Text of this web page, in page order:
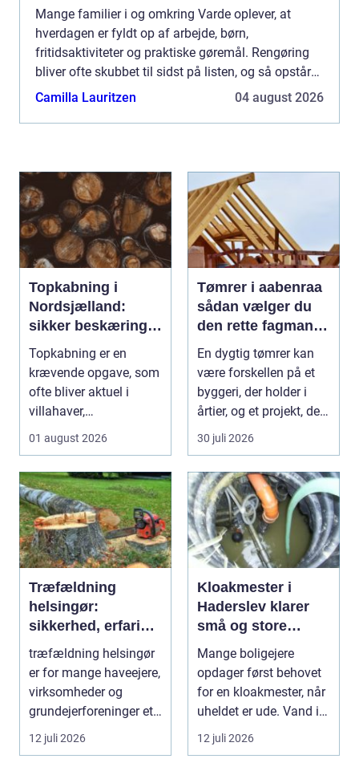
Mange familier i og omkring Varde oplever, at
hverdagen er fyldt op af arbejde, børn,
fritidsaktiviteter og praktiske gøremål. Rengøring
bliver ofte skubbet til sidst på listen, og så opstår
spørgsmålet: Skal du bruge din weekend på at gøre
Camilla Lauritzen 04 august 2026
Topkabning i
Nordsjælland:
sikker beskæring
af store træer
Topkabning er en
krævende opgave, som
ofte bliver aktuel i
villahaver,
01 august 2026
Tømrer i aabenraa
sådan vælger du
den rette fagmand
til dit projekt
En dygtig tømrer kan
være forskellen på et
byggeri, der holder i
årtier, og et projekt, der
hurtigt ...
30 juli 2026
Træfældning
helsingør:
sikkerhed, erfaring
og gode løsninger i
nordsjælland
træfældning helsingør
er for mange haveejere,
virksomheder og
grundejerforeninger et
nødvendigt skri...
12 juli 2026
Kloakmester i
Haderslev klarer
små og store
akutte opgaver
Mange boligejere
opdager først behovet
for en kloakmester, når
uheldet er ude. Vand i
12 juli 2026